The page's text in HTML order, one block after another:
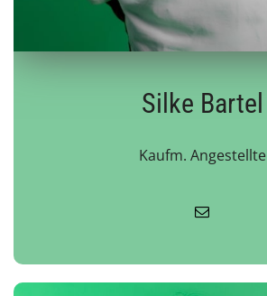
Silke Bartel
Kaufm. Angestellte